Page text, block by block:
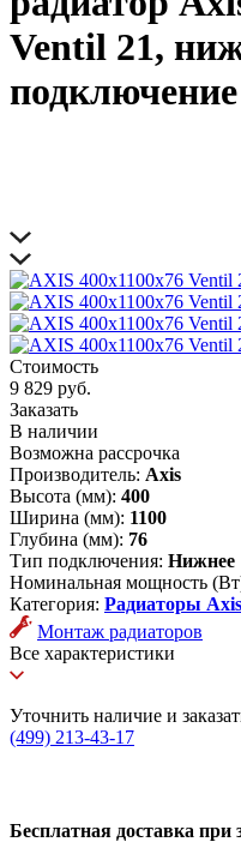
Ventil 21,
подключение
Стоимость
9 829 руб.
Заказать
В наличии
Возможна рассрочка
Производитель: Axis
Высота (мм): 400
Ширина (мм): 1100
Глубина (мм): 76
Тип подключения: Нижнее
Номинальная мощность
Категория: Радиаторы Axis
Монтаж радиаторов
Все характеристики
Уточнить наличие и
(499) 213-43-17
Бесплатная доставка при